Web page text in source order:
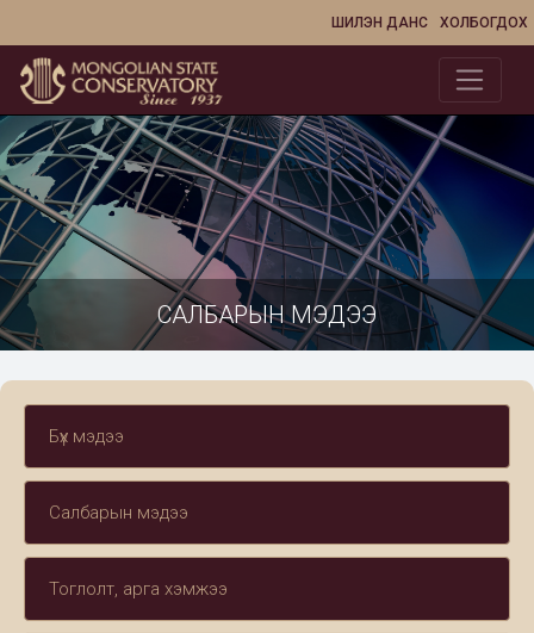
ХОЛБОГДОХ
ШИЛЭН ДАНС
САЛБАРЫН МЭДЭЭ
Бүх мэдээ
Салбарын мэдээ
Тоглолт, арга хэмжээ